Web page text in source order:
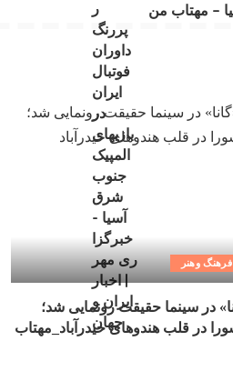
– مهتاب من
فرهنگ وهنر
در سینما حقیقت رونمایی شد؛
در قلب هندوهای حیدرآباد_مهتاب